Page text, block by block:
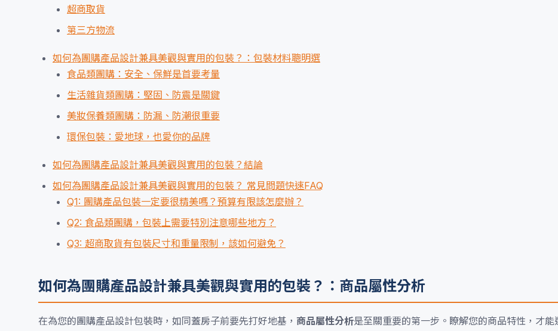
超商取貨
第三方物流
如何為團購產品設計兼具美觀與實用的包裝？：包裝材料聰明選
食品類團購：安全、保鮮是首要考量
生活雜貨類團購：堅固、防震是關鍵
美妝保養類團購：防漏、防潮很重要
環保包裝：愛地球，也愛你的品牌
如何為團購產品設計兼具美觀與實用的包裝？結論
如何為團購產品設計兼具美觀與實用的包裝？ 常見問題快速FAQ
Q1: 團購產品包裝一定要很精美嗎？預算有限該怎麼辦？
Q2: 食品類團購，包裝上需要特別注意哪些地方？
Q3: 超商取貨有包裝尺寸和重量限制，該如何避免？
如何為團購產品設計兼具美觀與實用的包裝？：商品屬性分析
在為您的團購產品設計包裝時，如同蓋房子前要先打好地基， 商品屬性分析是至關重要的第一步。瞭解您的商品特性，才能